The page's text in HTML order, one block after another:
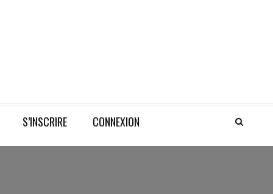
S’INSCRIRE CONNEXION